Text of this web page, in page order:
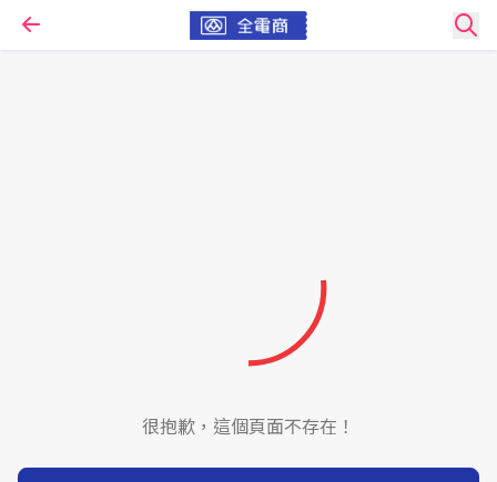
很抱歉，這個頁面不存在！